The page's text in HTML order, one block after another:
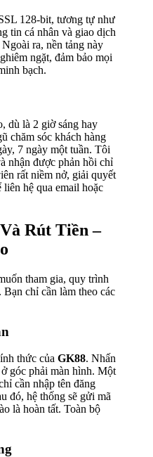
128-bit, tương tự như
tin cá nhân và giao dịch
ra, nền tảng này
ngặt, đảm bảo mọi
bạch.
dù là 2 giờ sáng hay
chăm sóc khách hàng
7 ngày một tuần. Tôi
nhận được phản hồi chỉ
rất niềm nở, giải quyết
hệ qua email hoặc
Rút Tiền –
tham gia, quy trình
chỉ cần làm theo các
thức của GK88. Nhấn
góc phải màn hình. Một
cần nhập tên đăng
đó, hệ thống sẽ gửi mã
là hoàn tất. Toàn bộ